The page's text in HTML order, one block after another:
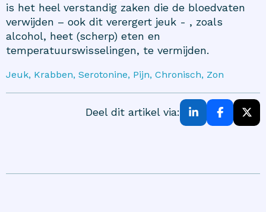
is het heel verstandig zaken die de bloedvaten
verwijden – ook dit verergert jeuk - , zoals
alcohol, heet (scherp) eten en
temperatuurswisselingen, te vermijden.
Jeuk, Krabben, Serotonine, Pijn, Chronisch, Zon
Deel dit artikel via: